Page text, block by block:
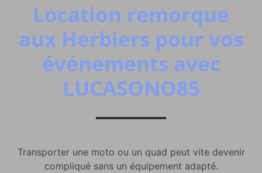
Location remorque
aux Herbiers pour vos
événements avec
LUCASONO85
Transporter une moto ou un quad peut vite devenir
compliqué sans un équipement adapté.